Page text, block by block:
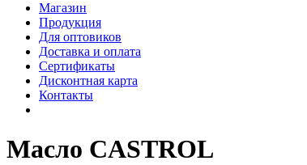
Магазин
Продукция
Для оптовиков
Доставка и оплата
Сертификаты
Дисконтная карта
Контакты
Масло CASTROL